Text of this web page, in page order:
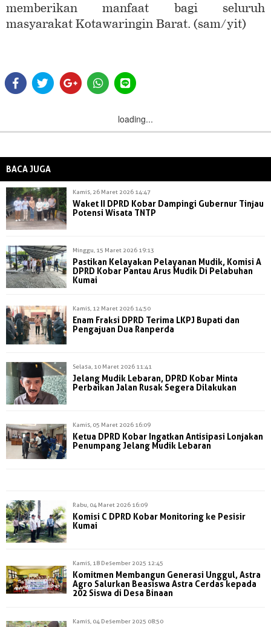
memberikan manfaat bagi seluruh
masyarakat Kotawaringin Barat. (sam/yit)
loading...
BACA JUGA
Kamis, 26 Maret 2026 14:47
Waket II DPRD Kobar Dampingi Gubernur Tinjau
Potensi Wisata TNTP
Minggu, 15 Maret 2026 19:13
Pastikan Kelayakan Pelayanan Mudik, Komisi A
DPRD Kobar Pantau Arus Mudik Di Pelabuhan
Kumai
Kamis, 12 Maret 2026 14:50
Enam Fraksi DPRD Terima LKPJ Bupati dan
Pengajuan Dua Ranperda
Selasa, 10 Maret 2026 11:41
Jelang Mudik Lebaran, DPRD Kobar Minta
Perbaikan Jalan Rusak Segera Dilakukan
Kamis, 05 Maret 2026 16:09
Ketua DPRD Kobar Ingatkan Antisipasi Lonjakan
Penumpang Jelang Mudik Lebaran
Rabu, 04 Maret 2026 16:09
Komisi C DPRD Kobar Monitoring ke Pesisir
Kumai
Kamis, 18 Desember 2025 12:45
Komitmen Membangun Generasi Unggul, Astra
Agro Salurkan Beasiswa Astra Cerdas kepada
202 Siswa di Desa Binaan
Kamis, 04 Desember 2025 08:50